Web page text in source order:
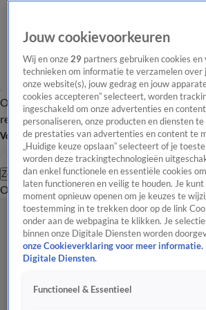
Overzicht Laatste nieuws Regionieuws Het
redactie
Volg Hart van Nederland
Zoeken
OverzichtRegioUitzendingenWeerTip de
Jouw cookievoorkeuren
Wij en onze29 partners gebruiken cookies
technieken om informatie te verzamelen over
onze website(s), jouw gedrag en jouw
cookies accepteren” selecteert, worden
ingeschakeld om onze advertenties en
personaliseren, onze producten en diensten
de prestaties van advertenties en content te
„Huidige keuze opslaan” selecteert of je
worden deze trackingtechnologieën
dan enkel functionele en essentiële cookies
laten functioneren en veilig te houden. Je
moment opnieuw openen om je keuzes te
toestemming in te trekken door op de link
onder aan de webpagina te klikken. Je
binnen onze Digitale Diensten worden
onze Cookieverklaring voor meer informatie.
Digitale Diensten.
Functioneel & Essentieel